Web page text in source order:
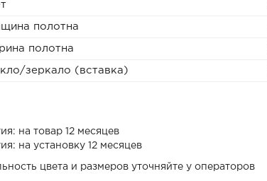
полотна
полотна
зеркало (вставка)
на товар 12 месяцев
на установку 12 месяцев
цвета и размеров уточняйте у операторов